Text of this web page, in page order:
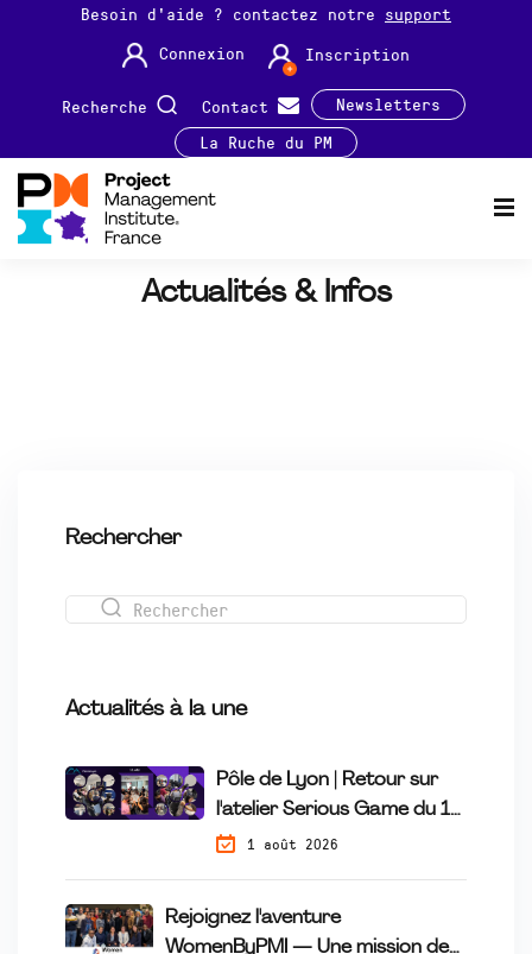
Besoin d'aide ? contactez notre support
Connexion
Inscription
Recherche Contact
Newsletters
La Ruche du PM
Actualités & Infos
Rechercher
Actualités à la une
Pôle de Lyon | Retour sur
l'atelier Serious Game du 16
Juillet1 août 2026
Rejoignez l'aventure
WomenByPMI — Une mission de